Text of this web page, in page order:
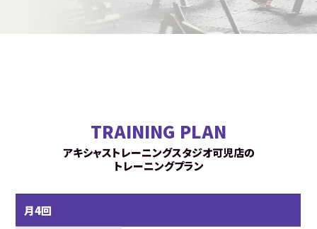
TRAINING PLAN
アキシャストレーニングスタジオ可児店の
トレーニングプラン
月4回